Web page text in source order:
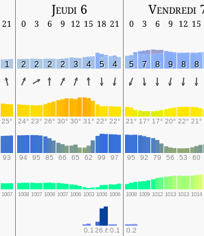
Jeudi 6 Vendredi
21 0 3 6 9 12 15 18 21 0 3 6 9 12 15
1 2 2 2 2 3 4 5 4 5 7 8 9 8 8
25° 24° 23° 26° 30° 30° 31° 22° 22° 21° 17° 17° 20° 22° 21°
93 94 95 85 66 65 62 99 97 95 92 79 56 53 60
1007 1008 1007 1008 1007 1006 1003 1006 1006 1008 1009 1012 1013 1013 1014
0.1 26.6 0.1 0.2